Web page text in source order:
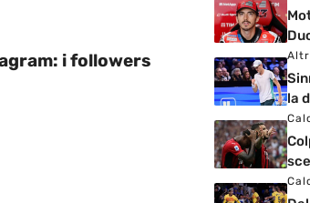
i followers
la